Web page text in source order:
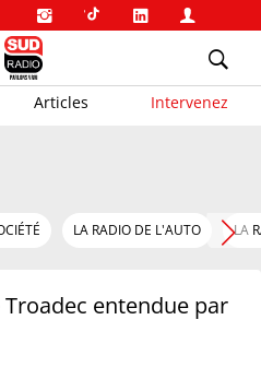
Articles Intervenez
LA RADIO DE L'AUTO LA
entendue par